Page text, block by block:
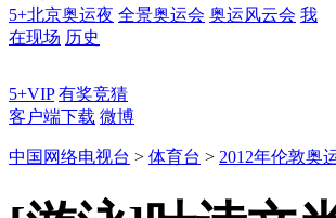
5+北京奥运夜 全景奥运会 奥运风云会 我
在现场 历史
5+VIP 有奖竞猜
客户端下载 微博
中国网络电视台 > 体育台 > 2012年伦敦奥